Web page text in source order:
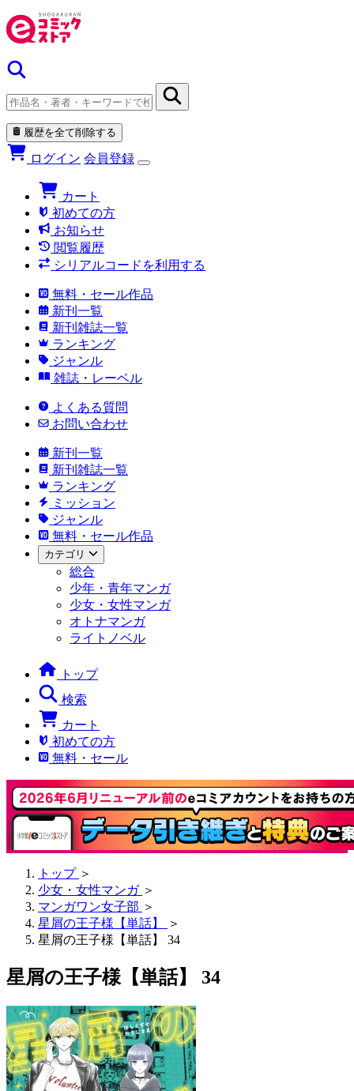
履歴を全て削除する
ログイン 会員登録
カート
初めての方
お知らせ
閲覧履歴
シリアルコードを利用する
無料・セール作品
新刊一覧
新刊雑誌一覧
ランキング
ジャンル
雑誌・レーベル
よくある質問
お問い合わせ
新刊一覧
新刊雑誌一覧
ランキング
ミッション
ジャンル
無料・セール作品
カテゴリ
総合
少年・青年マンガ
少女・女性マンガ
オトナマンガ
ライトノベル
トップ
検索
カート
初めての方
無料・セール
トップ ＞
少女・女性マンガ ＞
マンガワン女子部 ＞
星屑の王子様【単話】
＞
星屑の王子様【単話】 34
星屑の王子様【単話】 34